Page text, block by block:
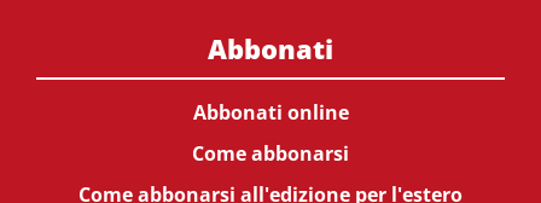
Abbonati
Abbonati online
Come abbonarsi
Come abbonarsi all'edizione per l'estero